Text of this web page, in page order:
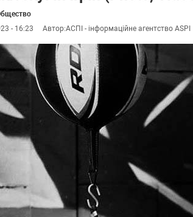
- 16:23
Автор:АСПІ - інформаційне агентство ASPI